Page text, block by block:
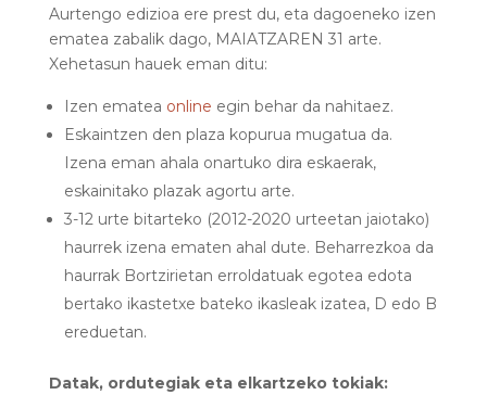
Aurtengo edizioa ere prest du, eta dagoeneko izen
ematea zabalik dago, MAIATZAREN 31 arte.
Xehetasun hauek eman ditu:
Izen ematea online egin behar da nahitaez.
Eskaintzen den plaza kopurua mugatua da.
Izena eman ahala onartuko dira eskaerak,
eskainitako plazak agortu arte.
3-12 urte bitarteko (2012-2020 urteetan jaiotako)
haurrek izena ematen ahal dute. Beharrezkoa da
haurrak Bortzirietan erroldatuak egotea edota
bertako ikastetxe bateko ikasleak izatea, D edo B
ereduetan.
Datak, ordutegiak eta elkartzeko tokiak: